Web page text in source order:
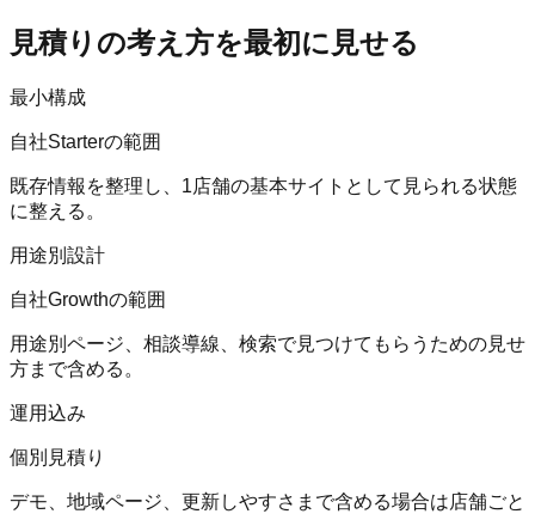
見積りの考え方を最初に見せる
最小構成
自社Starterの範囲
既存情報を整理し、1店舗の基本サイトとして見られる状態
に整える。
用途別設計
自社Growthの範囲
用途別ページ、相談導線、検索で見つけてもらうための見せ
方まで含める。
運用込み
個別見積り
デモ、地域ページ、更新しやすさまで含める場合は店舗ごと